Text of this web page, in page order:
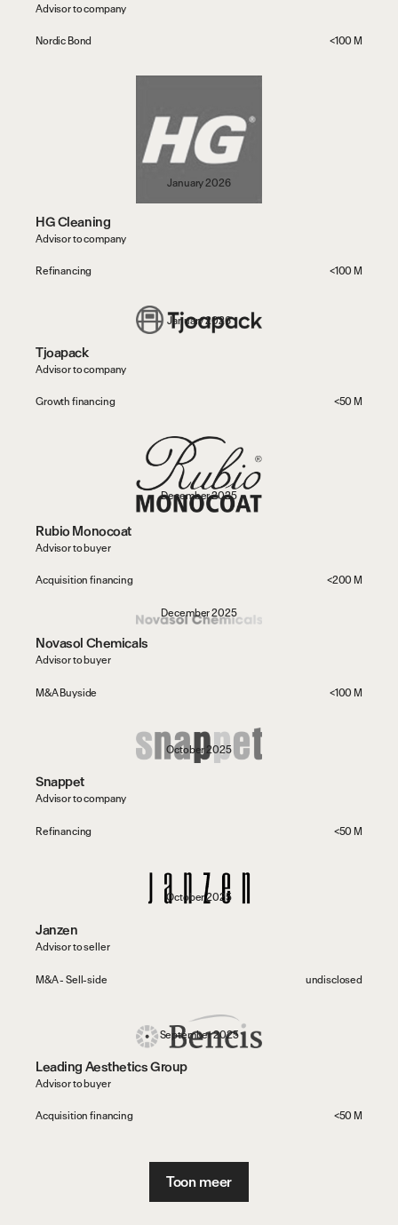
theO
Advisor to company
Nordic Bond <100 M
January 2026
HG Cleaning
Advisor to company
Refinancing <100 M
January 2026
Tjoapack
Advisor to company
Growth financing <50 M
December 2025
Rubio Monocoat
Advisor to buyer
Acquisition financing <200 M
December 2025
Novasol Chemicals
Advisor to buyer
M&A Buyside <100 M
October 2025
Snappet
Advisor to company
Refinancing <50 M
October 2025
Janzen
Advisor to seller
M&A - Sell-side undisclosed
September 2025
Leading Aesthetics Group
Advisor to buyer
Acquisition financing <50 M
Toon meer